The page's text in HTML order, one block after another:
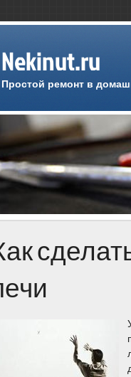
Nekinut.ru
Простой ремонт в